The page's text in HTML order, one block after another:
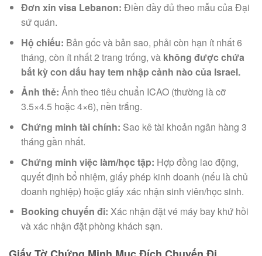
Đơn xin visa Lebanon: Điền đầy đủ theo mẫu của Đại
sứ quán.
Hộ chiếu: Bản gốc và bản sao, phải còn hạn ít nhất 6
tháng, còn ít nhất 2 trang trống, và không được chứa
bất kỳ con dấu hay tem nhập cảnh nào của Israel.
Ảnh thẻ: Ảnh theo tiêu chuẩn ICAO (thường là cỡ
3.5×4.5 hoặc 4×6), nền trắng.
Chứng minh tài chính: Sao kê tài khoản ngân hàng 3
tháng gần nhất.
Chứng minh việc làm/học tập: Hợp đồng lao động,
quyết định bổ nhiệm, giấy phép kinh doanh (nếu là chủ
doanh nghiệp) hoặc giấy xác nhận sinh viên/học sinh.
Booking chuyến đi: Xác nhận đặt vé máy bay khứ hồi
và xác nhận đặt phòng khách sạn.